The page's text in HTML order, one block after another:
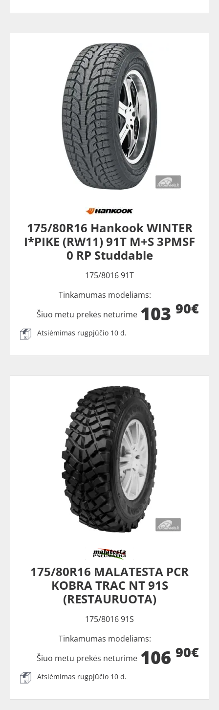
175/80R16 Hankook WINTER
I*PIKE (RW11) 91T M+S 3PMSF
0 RP Studdable
175/8016 91T
Tinkamumas modeliams:
103 90€
Šiuo metu prekės neturime
Atsiėmimas rugpjūčio 10 d.
175/80R16 MALATESTA PCR
KOBRA TRAC NT 91S
(RESTAURUOTA)
175/8016 91S
Tinkamumas modeliams:
106 90€
Šiuo metu prekės neturime
Atsiėmimas rugpjūčio 10 d.